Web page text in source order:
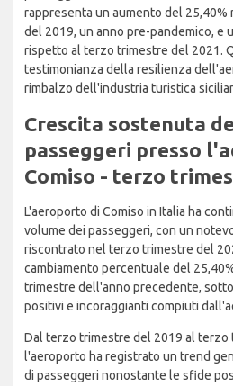
rappresenta un aumento del
del 2019, un anno pre-pandemico, e
rispetto al terzo trimestre del 2021.
testimonianza della resilienza
rimbalzo dell'industria turistica
Crescita sostenuta
passeggeri presso
Comiso - terzo
L'aeroporto di Comiso in Italia ha
volume dei passeggeri, con un
riscontrato nel terzo trimestre del
cambiamento percentuale del
trimestre dell'anno precedente,
positivi e incoraggianti compiuti
Dal terzo trimestre del 2019 al terzo
l'aeroporto ha registrato un trend
di passeggeri nonostante le sfide